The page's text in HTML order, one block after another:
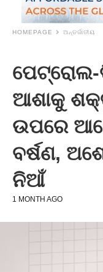
HOMEPAGE ଅନ୍ତର୍ଜାତୀୟ
ପେଟ୍ରୋଲ-
ଆଶାକୁ
ଉପରେ
ବର୍ଷଣ,
ନିଆଁ
1 MONTH AGO